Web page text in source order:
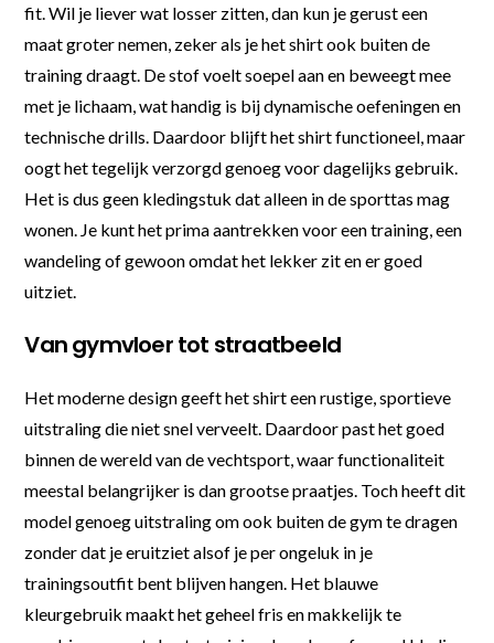
fit. Wil je liever wat losser zitten, dan kun je gerust een
maat groter nemen, zeker als je het shirt ook buiten de
training draagt. De stof voelt soepel aan en beweegt mee
met je lichaam, wat handig is bij dynamische oefeningen en
technische drills. Daardoor blijft het shirt functioneel, maar
oogt het tegelijk verzorgd genoeg voor dagelijks gebruik.
Het is dus geen kledingstuk dat alleen in de sporttas mag
wonen. Je kunt het prima aantrekken voor een training, een
wandeling of gewoon omdat het lekker zit en er goed
uitziet.
Van gymvloer tot straatbeeld
Het moderne design geeft het shirt een rustige, sportieve
uitstraling die niet snel verveelt. Daardoor past het goed
binnen de wereld van de vechtsport, waar functionaliteit
meestal belangrijker is dan grootse praatjes. Toch heeft dit
model genoeg uitstraling om ook buiten de gym te dragen
zonder dat je eruitziet alsof je per ongeluk in je
trainingsoutfit bent blijven hangen. Het blauwe
kleurgebruik maakt het geheel fris en makkelijk te